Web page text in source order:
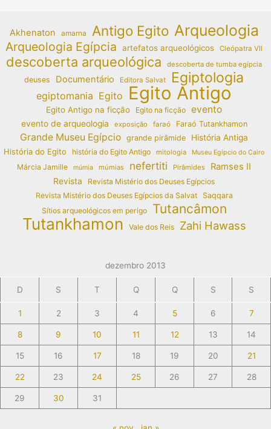
Akhenaton amarna Antigo Egito Arqueologia
Arqueologia Egípcia artefatos arqueológicos Cleópatra VII
descoberta arqueológica descoberta de tumba egípcia
deuses Documentário Editora Salvat Egiptologia
egiptomania Egito Egito Antigo
Egito Antigo na ficção Egito na ficção evento
evento de arqueologia exposição faraó Faraó Tutankhamon
Grande Museu Egípcio grande pirâmide
História Antiga
História do Egito
história do Egito Antigo mitologia Museu Egípcio do Cairo
Márcia Jamille múmia múmias nefertiti Pirâmides Ramses II
Revista
Revista Mistério dos Deuses Egípcios
Revista Mistério dos Deuses Egípcios da Salvat
Saqqara
Sítios arqueológicos em perigo
Tutancâmon
Tutankhamon Vale dos Reis Zahi Hawass
dezembro 2013
D S T Q Q S S
1 2 3 4 5 6 7
8 9 10 11 12 13 14
15 16 17 18 19 20 21
22 23 24 25 26 27 28
29 30 31